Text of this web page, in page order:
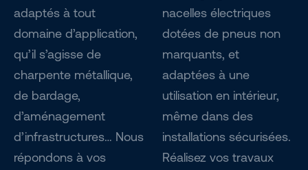
adaptés à tout
domaine d’application,
qu’il s’agisse de
charpente métallique,
de bardage,
d’aménagement
d’infrastructures… Nous
répondons à vos
nacelles électriques
dotées de pneus non
marquants, et
adaptées à une
utilisation en intérieur,
même dans des
installations sécurisées.
Réalisez vos travaux